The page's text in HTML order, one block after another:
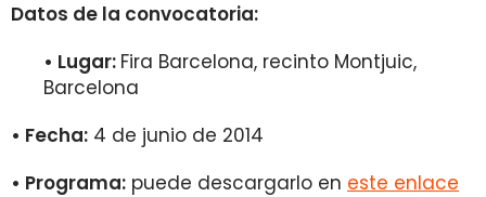
Datos de la convocatoria:
• Lugar: Fira Barcelona, recinto Montjuic,
Barcelona
• Fecha: 4 de junio de 2014
• Programa: puede descargarlo en este enlace